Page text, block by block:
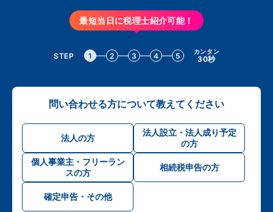
最短当日に税理士紹介可能！
STEP 1 2 3 4 5 カンタン
30秒
問い合わせる方について教えてください
法人の方
法人設立・法人成り予定
の方
個人事業主・フリーラン
スの方
相続税申告の方
確定申告・その他